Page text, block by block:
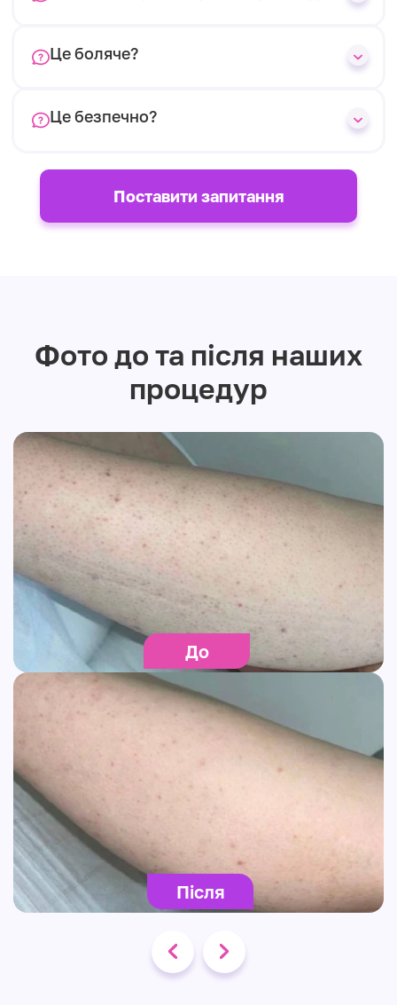
Це боляче?
Це безпечно?
Поставити запитання
Фото до та після наших
процедур
До
Після